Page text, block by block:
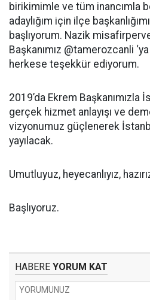
birikimimle ve tüm inancımla
adaylığım için ilçe
başlıyorum. Nazik
Başkanımız @tamerozcanli
herkese teşekkür ediyorum.
2019’da Ekrem Başkanımızla
gerçek hizmet anlayışı ve
vizyonumuz güçlenerek
yayılacak.
Umutluyuz, heyecanlıyız,
Başlıyoruz.
HABERE YORUM KAT